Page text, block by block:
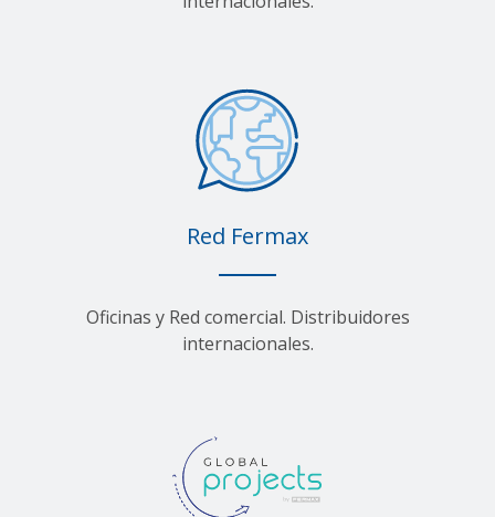
Red Fermax
Oficinas y Red comercial. Distribuidores
internacionales.